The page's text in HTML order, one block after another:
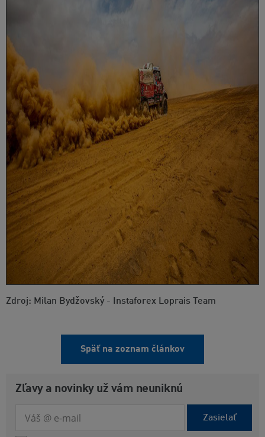
Zdroj: Milan Bydžovský - Instaforex Loprais Team
Späť na zoznam článkov
Zľavy a novinky už vám neuniknú
Zasielať